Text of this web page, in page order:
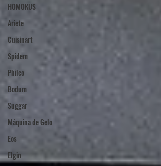
HOMOKUS
Ariete
Cuisinart
Spidem
Philco
Bodum
Suggar
Máquina de Gelo
Eos
Elgin